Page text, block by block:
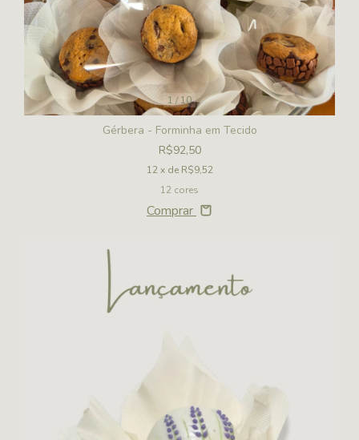
1 /10
Gérbera - Forminha em Tecido
R$92,50
12 x de R$9,52
12 cores
Comprar